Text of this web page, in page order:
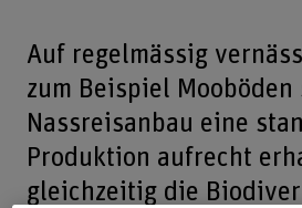
Auf regelmässig
zum Beispiel
Nassreisanbau eine
Produktion aufrecht
gleichzeitig die